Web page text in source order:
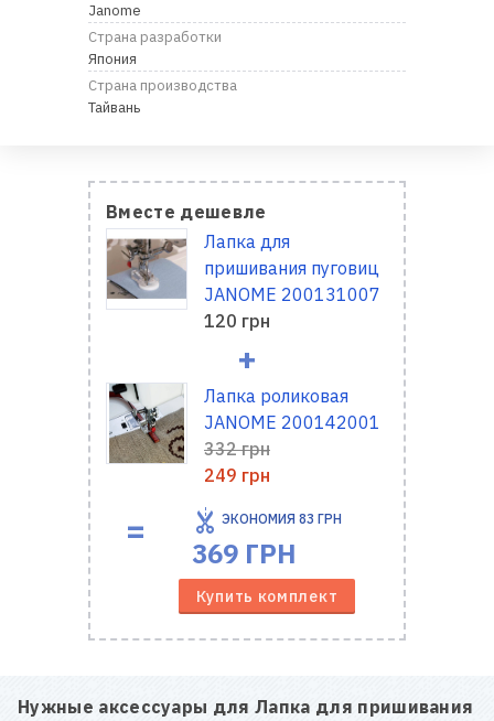
Janome
Страна разработки
Япония
Страна производства
Тайвань
Вместе дешевле
Лапка для
пришивания пуговиц
JANOME 200131007
120 грн
+
Лапка роликовая
JANOME 200142001
332 грн
249 грн
= ЭКОНОМИЯ 83 ГРН
369 ГРН
Купить комплект
Нужные аксессуары дляЛапка для пришивания